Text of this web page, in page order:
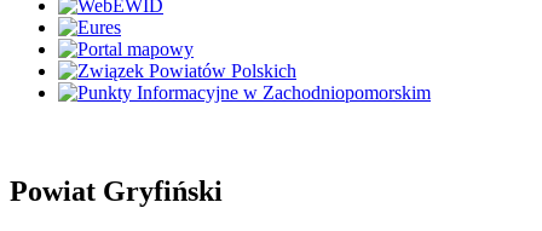
Powiat Gryfiński